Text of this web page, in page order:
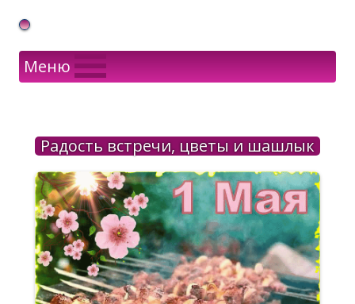
Gif Открытки в подарок
Меню
Радость встречи, цветы и шашлык